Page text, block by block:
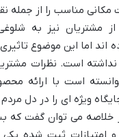
مناسب را از جمله
از مشتریان نیز به
اند اما این موضوع
نداشته است. نظرات
است با ارائه
ویژه ای را در دل مردم
خلاصه می توان گفت که